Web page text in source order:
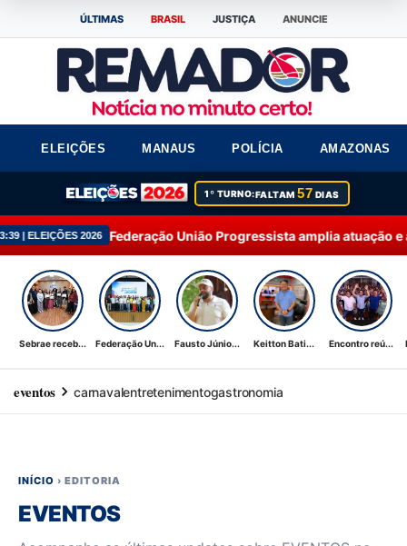
ÚLTIMAS BRASIL JUSTIÇA ANUNCIE
ELEIÇÕES MANAUS POLÍCIA AMAZONAS
1º TURNO:FALTAM57 DIAS
União Progressista amplia atuação e alcança 92% dos
Sebrae receb... Federação Un... Fausto Júnio... Keitton Bati... Encontro reú...
eventos carnavalentretenimentogastronomia
INÍCIO › EDITORIA
EVENTOS